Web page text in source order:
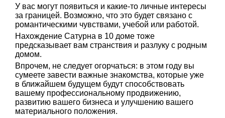
У вас могут появиться и какие-то личные интересы
за границей. Возможно, что это будет связано с
романтическими чувствами, учебой или работой.
Нахождение Сатурна в 10 доме тоже
предсказывает вам странствия и разлуку с родным
домом.
Впрочем, не следует огорчаться: в этом году вы
сумеете завести важные знакомства, которые уже
в ближайшем будущем будут способствовать
вашему профессиональному продвижению,
развитию вашего бизнеса и улучшению вашего
материального положения.